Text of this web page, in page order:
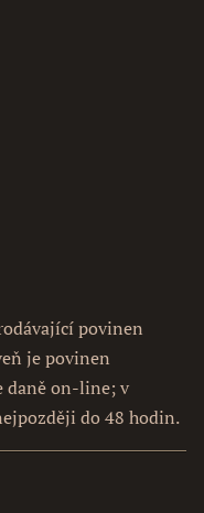
povinen
je povinen
daně on-line; v
do 48 hodin.